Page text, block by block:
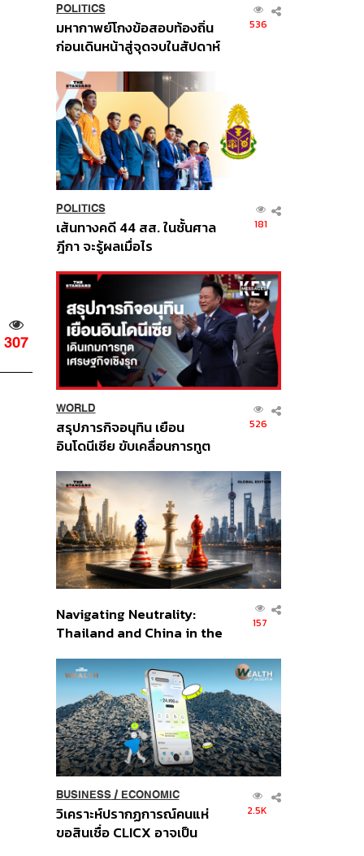
307
POLITICS
มหากาพย์โกงข้อสอบท้องถิ่น
ก่อนเดินหน้าสู่จุดจบในสัปดาห์
536
POLITICS
เส้นทางคดี 44 สส. ในชั้นศาล
ฎีกา จะรู้ผลเมื่อไร
181
WORLD
สรุปภารกิจอนุทิน เยือน
อินโดนีเซีย ขับเคลื่อนการทูต
ส่วนยุทธศาสตร์ไทย –
อินโดนีเซีย
526
Navigating Neutrality:
Thailand and China in the
Order
157
BUSINESS/ ECONOMIC
วิเคราะห์ปรากฏการณ์คนแห่
ขอสินเชื่อ CLICX อาจเป็น
2.5K